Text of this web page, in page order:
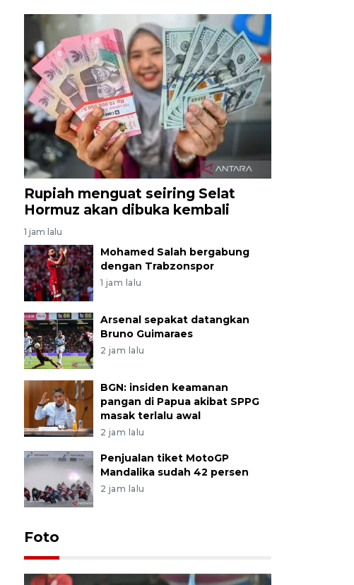
Rupiah menguat seiring Selat
Hormuz akan dibuka kembali
1 jam lalu
Mohamed Salah bergabung
dengan Trabzonspor
1 jam lalu
Arsenal sepakat datangkan
Bruno Guimaraes
2 jam lalu
BGN: insiden keamanan
pangan di Papua akibat SPPG
masak terlalu awal
2 jam lalu
Penjualan tiket MotoGP
Mandalika sudah 42 persen
2 jam lalu
Foto